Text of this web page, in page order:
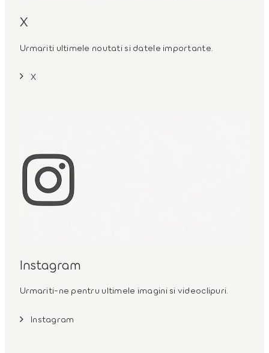
X
Urmariti ultimele noutati si datele importante.
X
Instagram
Urmariti-ne pentru ultimele imagini si videoclipuri.
Instagram